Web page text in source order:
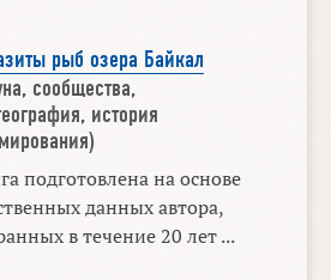
рыб озера Байкал
сообщества,
история
подготовлена на основе
данных автора,
в течение 20 лет ...